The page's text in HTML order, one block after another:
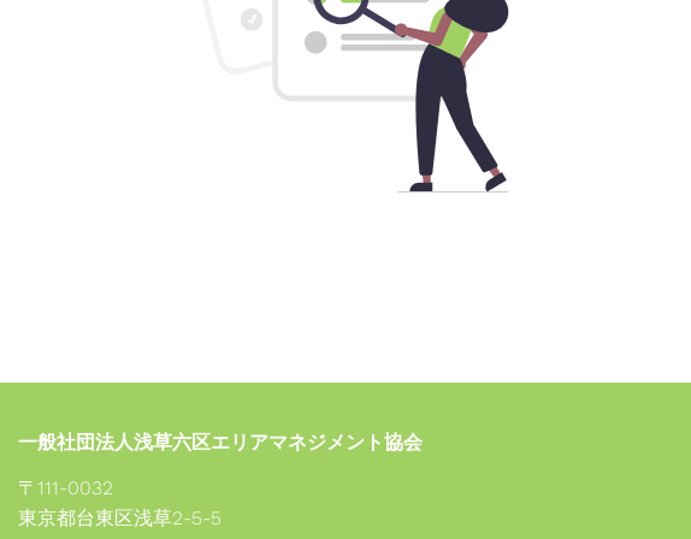
一般社団法人浅草六区エリアマネジメント協会
〒111-0032
東京都台東区浅草2-5-5